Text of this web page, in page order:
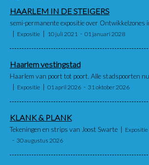
HAARLEM IN DE STEIGERS
semi-permanente expositie over Ontwikkelzones
Expositie 10 juli 2021 01 januari 2028
Haarlem vestingstad
Haarlem van poort tot poort. Alle stadspoorten
Expositie 01 april 2026 31 oktober 2026
KLANK & PLANK
Tekeningen en strips van Joost Swarte Expositie
30 augustus 2026